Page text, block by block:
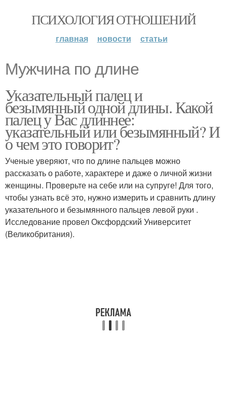
ПСИХОЛОГИЯ ОТНОШЕНИЙ
главная новости статьи
Мужчина по длине
Указательный палец и
безымянный одной длины. Какой
палец у Вас длиннее:
указательный или безымянный? И
о чем это говорит?
Ученые уверяют, что по длине пальцев можно
рассказать о работе, характере и даже о личной жизни
женщины. Проверьте на себе или на супруге! Для того,
чтобы узнать всё это, нужно измерить и сравнить длину
указательного и безымянного пальцев левой руки .
Исследование провел Оксфордский Университет
(Великобритания).